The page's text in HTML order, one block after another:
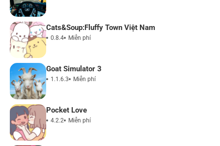
Cats&Soup:Fluffy Town Việt Nam
0.8.4 Miễn phí
Goat Simulator 3
1.1.6.3 Miễn phí
Pocket Love
4.2.2 Miễn phí